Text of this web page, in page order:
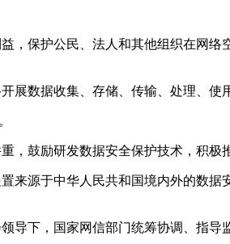
，保护公民、法人和其他组织在网
展数据收集、存储、传输、处理、
，鼓励研发数据安全保护技术，积极
来源于中华人民共和国境内外的数
导下，国家网信部门统筹协调、指导